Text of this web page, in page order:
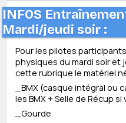
INFOS
Mardi/jeudi soir :
Pour les pilotes
physiques du mardi soir et
cette rubrique le matériel
_BMX (casque intégral ou
les BMX + Selle de Récup si
_Gourde